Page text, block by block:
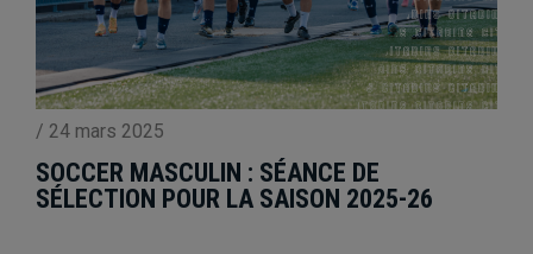
/ 24 mars 2025
SOCCER MASCULIN : SÉANCE DE
SÉLECTION POUR LA SAISON 2025-26